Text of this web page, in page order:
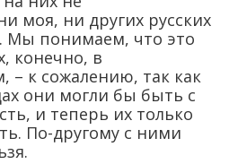
моя, ни других русских
Мы понимаем, что это
конечно, в
– к сожалению, так как
они могли бы быть с
и теперь их только
По-другому с ними